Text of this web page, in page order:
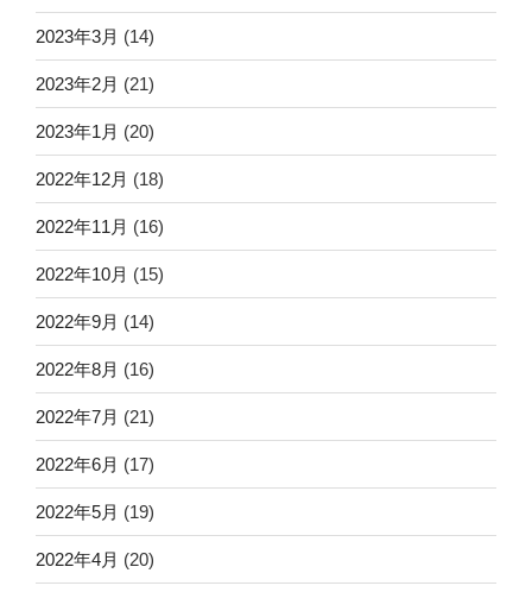
2023年3月 (14)
2023年2月 (21)
2023年1月 (20)
2022年12月 (18)
2022年11月 (16)
2022年10月 (15)
2022年9月 (14)
2022年8月 (16)
2022年7月 (21)
2022年6月 (17)
2022年5月 (19)
2022年4月 (20)